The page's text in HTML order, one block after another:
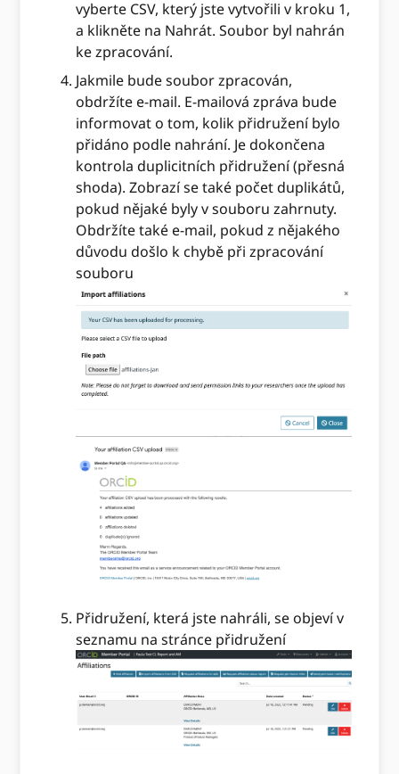
vyberte CSV, který jste vytvořili v kroku 1,
a klikněte na Nahrát. Soubor byl nahrán
ke zpracování.
Jakmile bude soubor zpracován,
obdržíte e-mail. E-mailová zpráva bude
informovat o tom, kolik přidružení bylo
přidáno podle nahrání. Je dokončena
kontrola duplicitních přidružení (přesná
shoda). Zobrazí se také počet duplikátů,
pokud nějaké byly v souboru zahrnuty.
Obdržíte také e-mail, pokud z nějakého
důvodu došlo k chybě při zpracování
souboru
Přidružení, která jste nahráli, se objeví v
seznamu na stránce přidružení